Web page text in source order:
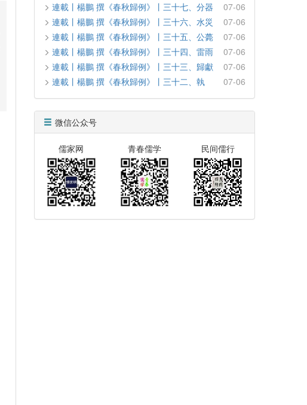
連載丨楊鵬 撰《春秋歸例》丨三十七、分器
07-06
連載丨楊鵬 撰《春秋歸例》丨三十六、水災
07-06
連載丨楊鵬 撰《春秋歸例》丨三十五、公薨
07-06
連載丨楊鵬 撰《春秋歸例》丨三十四、雷雨
07-06
連載丨楊鵬 撰《春秋歸例》丨三十三、歸獻
07-06
連載丨楊鵬 撰《春秋歸例》丨三十二、執
07-06
微信公众号
儒家网 青春儒学 民间儒行